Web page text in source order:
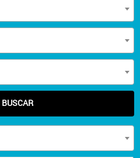
BUSCAR